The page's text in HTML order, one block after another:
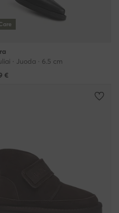
· Juoda · 6.5 cm
€